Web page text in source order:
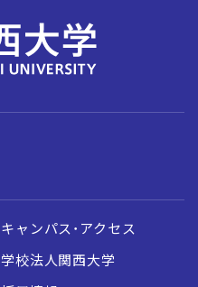
キャンパス・アクセス
学校法人関西大学